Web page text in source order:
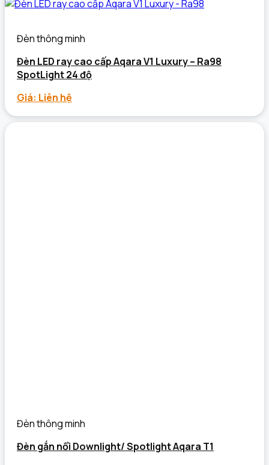
Đèn thông minh
Đèn LED ray cao cấp Aqara V1 Luxury – Ra98
SpotLight 24 độ
Giá: Liên hệ
Đèn thông minh
Đèn gắn nổi Downlight/ Spotlight Aqara T1